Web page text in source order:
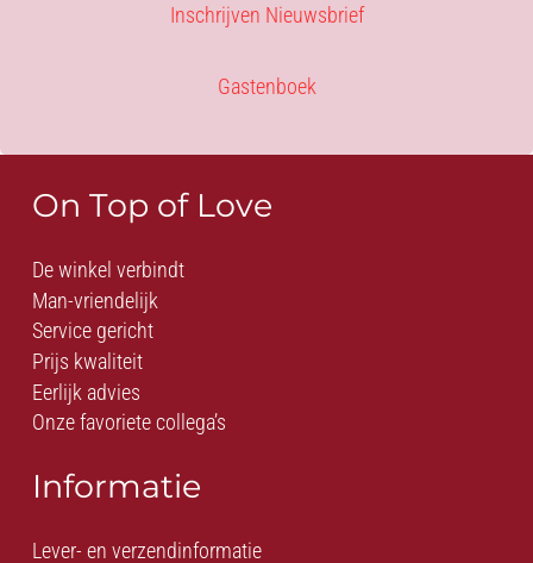
Inschrijven Nieuwsbrief
Gastenboek
On Top of Love
De winkel verbindt
Man-vriendelijk
Service gericht
Prijs kwaliteit
Eerlijk advies
Onze favoriete collega’s
Informatie
Lever- en verzendinformatie